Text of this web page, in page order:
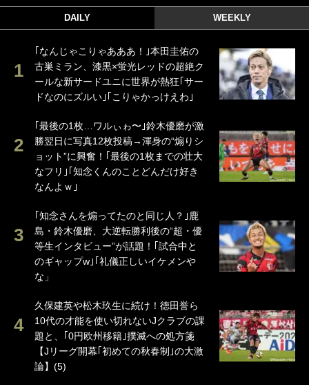
DAILY WEEKLY
｢なんじゃこりゃあああ！｣本田圭佑の
古巣ミラン、漆黒×蛍光レッドの超絶ク
ールな新サードユニに世界が熱狂｢サー
ドなのにズルい｣｢こりゃかっけえわ｣
｢最後の1枚…ワルぃゎ〜｣鈴木優磨が激
勝翌日に写真12枚投稿→渾身の“煽りシ
ョット”に興奮！｢最後の1枚までの壮大
なフリ｣｢知念くんのことどんだけ好き
なんよｗ｣
｢知念さんを煽ってたのと同じ人？｣鹿
島・鈴木優磨、大逆転勝利後の“超・優
等生インタビュー”が話題！｢試合中と
のギャップw｣｢礼儀正しいイケメンや
な」
久保建英や松木玖生に続け！徳田誉ら
10代の才能を使い切れないJクラブの課
題と、｢0円欧州移籍｣撲滅への処方箋
【Jリーグ開幕｢初めての秋春制｣の大激
論】(5)